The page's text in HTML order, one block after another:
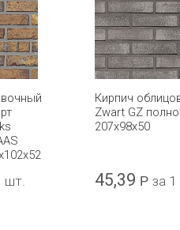
шт.
Кирпич
Zwart GZ
207x98x50
45,39 Р за